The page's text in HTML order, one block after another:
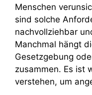
Menschen
sind solche
nachvollziehbar
Manchmal hängt
Gesetzgebung
zusammen. Es ist
verstehen, um